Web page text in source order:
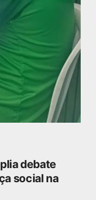
debate
social na